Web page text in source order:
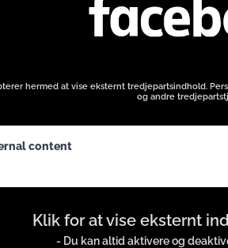
hermed at vise eksternt tredjepartsindhold.
og andre
content
Klik for at vise eksternt
- Du kan altid aktivere og